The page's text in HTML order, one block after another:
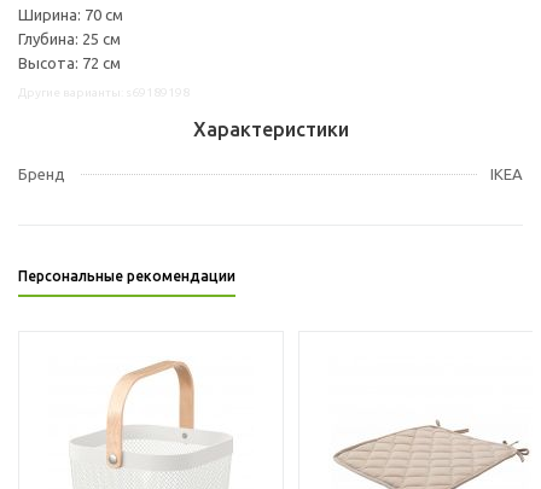
Ширина: 70 см
Глубина: 25 см
Высота: 72 см
Характеристики
Бренд IKEA
Персональные рекомендации